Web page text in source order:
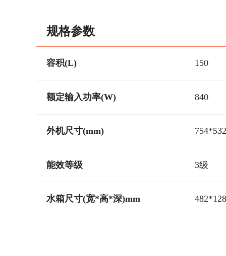
规格参数
容积(L) 150
额定输入功率(W) 840
外机尺寸(mm)
能效等级 3级
水箱尺寸(宽*高*深)mm